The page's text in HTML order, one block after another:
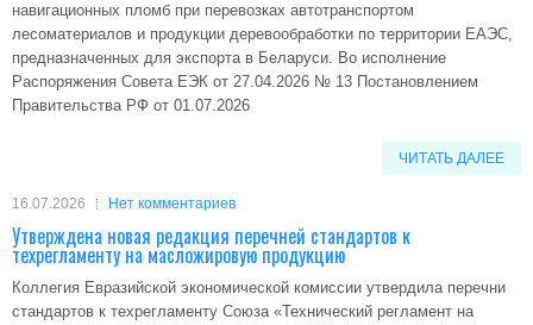
навигационных пломб при перевозках автотранспортом
лесоматериалов и продукции деревообработки по территории ЕАЭС,
предназначенных для экспорта в Беларуси. Во исполнение
Распоряжения Совета ЕЭК от 27.04.2026 № 13 Постановлением
Правительства РФ от 01.07.2026
ЧИТАТЬ ДАЛЕЕ
16.07.2026 Нет комментариев
Утверждена новая редакция перечней стандартов к
техрегламенту на масложировую продукцию
Коллегия Евразийской экономической комиссии утвердила перечни
стандартов к техрегламенту Союза «Технический регламент на